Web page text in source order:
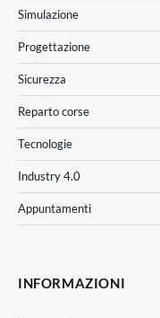
Simulazione
Progettazione
Sicurezza
Reparto corse
Tecnologie
Industry 4.0
Appuntamenti
INFORMAZIONI